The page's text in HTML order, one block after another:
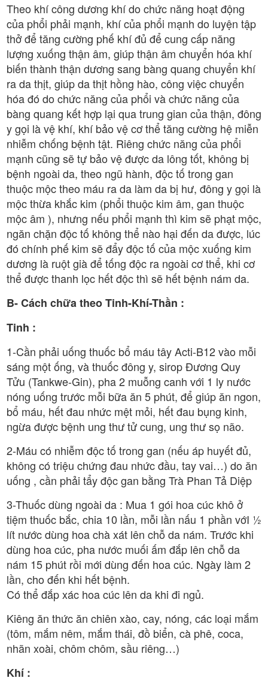
Theo khí công dương khí do chức năng hoạt động
của phổi phải mạnh, khí của phổi mạnh do luyện tập
thở để tăng cường phế khí đủ để cung cấp năng
lượng xuống thận âm, giúp thận âm chuyển hóa khí
biến thành thận dương sang bàng quang chuyển khí
ra da thịt, giúp da thịt hồng hào, công việc chuyển
hóa đó do chức năng của phổi và chức năng của
bàng quang kết hợp lại qua trung gian của thận, đông
y gọi là vệ khí, khí bảo vệ cơ thể tăng cường hệ miễn
nhiễm chống bệnh tật. Riêng chức năng của phổi
mạnh cũng sẽ tự bảo vệ được da lông tốt, không bị
bệnh ngoài da, theo ngũ hành, độc tố trong gan
thuộc mộc theo máu ra da làm da bị hư, đông y gọi là
mộc thừa khắc kim (phổi thuộc kim âm, gan thuộc
mộc âm ), nhưng nếu phổi mạnh thì kim sẽ phạt mộc,
ngăn chặn độc tố không thể nào hại đến da được, lúc
đó chính phế kim sẽ đẩy độc tố của mộc xuống kim
dương là ruột già để tống độc ra ngoài cơ thể, khi cơ
thể được thanh lọc hết độc thì sẽ hết bệnh nám da.
B- Cách chữa theo Tinh-Khí-Thần :
Tinh :
1-Cần phải uống thuốc bổ máu tây Acti-B12 vào mỗi
sáng một ống, và thuốc đông y, sirop Đương Quy
Tửu (Tankwe-Gin), pha 2 muỗng canh với 1 ly nước
nóng uống trước mỗi bữa ăn 5 phút, để giúp ăn ngon,
bổ máu, hết đau nhức mệt mỏi, hết đau bụng kinh,
ngừa được bệnh ung thư tử cung, ung thư sọ não.
2-Máu có nhiễm độc tố trong gan (nếu áp huyết đủ,
không có triệu chứng đau nhức đầu, tay vai…) do ăn
uống , cần phải tẩy độc gan bằng Trà Phan Tả Diệp
3-Thuốc dùng ngoài da : Mua 1 gói hoa cúc khô ở
tiệm thuốc bắc, chia 10 lần, mỗi lần nấu 1 phần vớI ½
lít nước dùng hoa chà xát lên chỗ da nám. Trước khi
dùng hoa cúc, pha nước muối ấm đắp lên chỗ da
nám 15 phút rồi mới dùng đến hoa cúc. Ngày làm 2
lần, cho đến khi hết bệnh.
Có thể đắp xác hoa cúc lên da khi đi ngủ.
Kiêng ăn thức ăn chiên xào, cay, nóng, các loại mắm
(tôm, mắm nêm, mắm thái, đồ biển, cà phê, coca,
nhãn xoài, chôm chôm, sầu riêng…)
Khí :